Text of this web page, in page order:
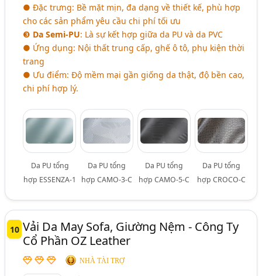
● Đặc trưng: Bề mặt mịn, đa dạng về thiết kế, phù hợp
cho các sản phẩm yêu cầu chi phí tối ưu
❸ Da Semi-PU: Là sự kết hợp giữa da PU và da PVC
● Ứng dụng: Nội thất trung cấp, ghế ô tô, phụ kiện thời
trang
● Ưu điểm: Độ mềm mại gần giống da thật, độ bền cao,
chi phí hợp lý.
Da PU tổng
hợp ESSENZA-1
Da PU tổng
hợp CAMO-3-C
Da PU tổng
hợp CAMO-5-C
Da PU tổng
hợp CROCO-C
10 Vải Da May Sofa, Giường Nệm - Công Ty
Cổ Phần OZ Leather
NHÀ TÀI TRỢ